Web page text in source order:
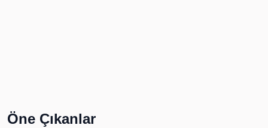
Öne Çıkanlar